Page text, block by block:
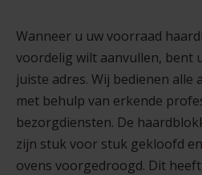
Wanneer u uw voorraad
voordelig wilt aanvullen, bent
juiste adres. Wij bedienen alle
met behulp van erkende
bezorgdiensten. De
zijn stuk voor stuk gekloofd
ovens voorgedroogd. Dit